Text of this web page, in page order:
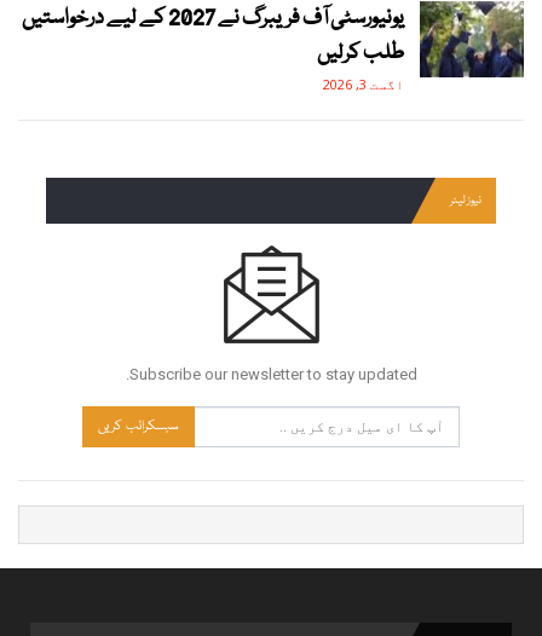
یونیورسٹی آف فریبرگ نے 2027 کے لیے درخواستیں
طلب کرلیں
اگست 3, 2026
نیوز لیٹر
Subscribe our newsletter to stay updated.
سبسکرائب کریں